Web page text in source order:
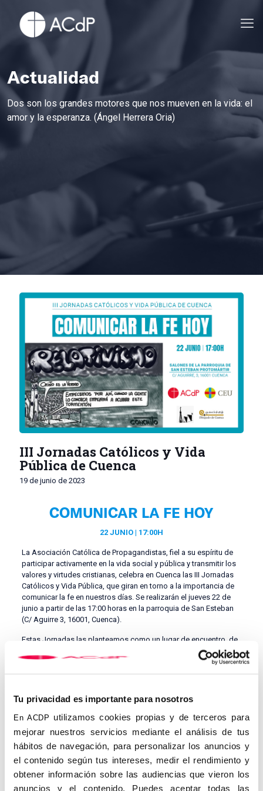
Tu privacidad es importante para nosotros
En ACDP utilizamos cookies propias y de terceros para
mejorar nuestros servicios mediante el análisis de tus
hábitos de navegación, para personalizar los anuncios y
el contenido según tus intereses, medir el rendimiento y
obtener información sobre las audiencias que vieron los
anuncios y el contenido. Puedes aceptar todas las
Actualidad
Dos son los grandes motores que nos mueven en la vida: el
amor y la esperanza. (Ángel Herrera Oria)
III Jornadas Católicos y Vida
Pública de Cuenca
19 de junio de 2023
COMUNICAR LA FE HOY
22 JUNIO | 17:00H
La Asociación Católica de Propagandistas, fiel a su espíritu de
participar activamente en la vida social y pública y transmitir los
valores y virtudes cristianas, celebra en Cuenca las III Jornadas
Católicos y Vida Pública, que giran en torno a la importancia de
comunicar la fe en nuestros días. Se realizarán el jueves 22 de
junio a partir de las 17:00 horas en la parroquia de San Esteban
(C/ Aguirre 3, 16001, Cuenca).
Estas Jornadas las planteamos como un lugar de encuentro, de
reflexión, donde exponemos y compartimos libremente nuestras
ideas y creencias y debatimos sobre los temas que a todos nos
preocupan y afectan, siendo uno de ellos la oportunidad de
El Papa Benedicto XVI nos ha dejado importantes mensajes en
su Testamento espiritual, cuyas palabras nos interpelan y
“misión”, la principal tarea del cristiano. Nos muestra la
importancia y el deber que los cristianos tenemos de trasmitir el
valioso legado que hemos recibido.
Como teólogo, pastor y maestro, era consciente de la dificultad